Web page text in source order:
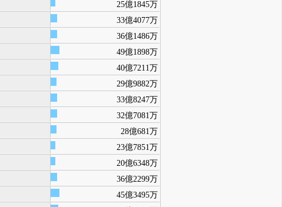
25億1845万
33億4077万
36億1486万
49億1898万
40億7211万
29億9882万
33億8247万
32億7081万
28億681万
23億7851万
20億6348万
36億2299万
45億3495万